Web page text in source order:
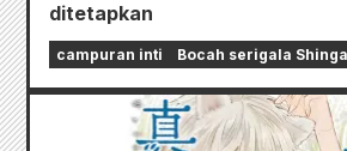
ditetapkan
campuran inti Bocah serigala